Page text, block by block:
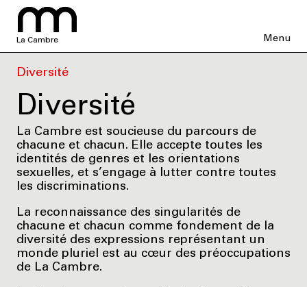
La Cambre Menu
Diversité
Diversité
La Cambre est soucieuse du parcours de
chacune et chacun. Elle accepte toutes les
identités de genres et les orientations
sexuelles, et s’engage à lutter contre toutes
les discriminations.
La reconnaissance des singularités de
chacune et chacun comme fondement de la
diversité des expressions représentant un
monde pluriel est au cœur des préoccupations
de La Cambre.